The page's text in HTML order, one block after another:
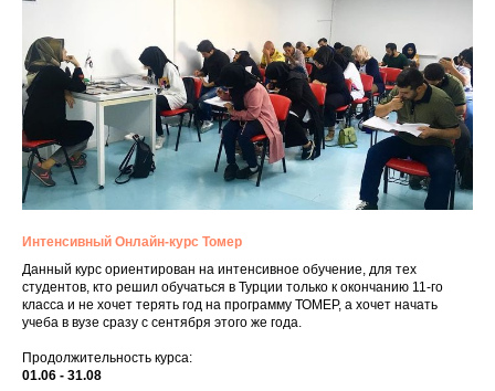
Интенсивный Онлайн-курс Томер
Данный курс ориентирован на интенсивное обучение, для тех
студентов, кто решил обучаться в Турции только к окончанию 11-го
класса и не хочет терять год на программу ТОМЕР, а хочет начать
учеба в вузе сразу с сентября этого же года.
Продолжительность курса:
01.06 - 31.08